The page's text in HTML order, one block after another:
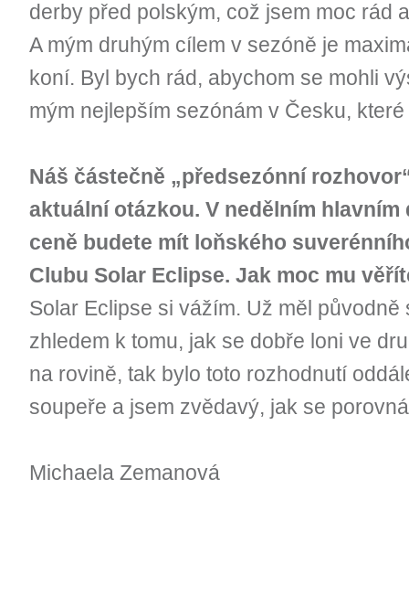
derby před polským, což jsem moc rád
A mým druhým cílem v sezóně je
koní. Byl bych rád, abychom se mohli
mým nejlepším sezónám v Česku,
Náš částečně „předsezónní
aktuální otázkou. V nedělním
ceně budete mít loňského
Clubu Solar Eclipse. Jak moc mu
Solar Eclipse si vážím. Už měl původně
zhledem k tomu, jak se dobře loni ve
na rovině, tak bylo toto rozhodnutí
soupeře a jsem zvědavý, jak se
Michaela Zemanová